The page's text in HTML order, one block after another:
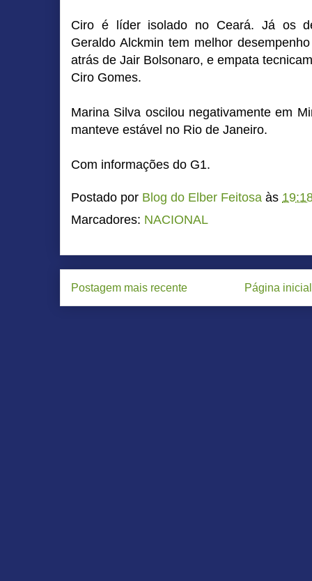
Ciro é líder isolado no Ceará. Já os
Geraldo Alckmin tem melhor
atrás de Jair Bolsonaro, e empata
Ciro Gomes.
Marina Silva oscilou negativamente em
manteve estável no Rio de Janeiro.
Com informações do G1.
Postado por Blog do Elber Feitosa às
Marcadores: NACIONAL
Postagem mais recente Página inicial